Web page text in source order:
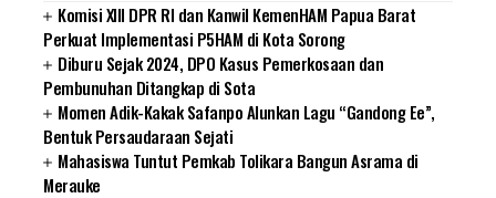
Komisi XIII DPR RI dan Kanwil KemenHAM Papua Barat
Perkuat Implementasi P5HAM di Kota Sorong
Diburu Sejak 2024, DPO Kasus Pemerkosaan dan
Pembunuhan Ditangkap di Sota
Momen Adik-Kakak Safanpo Alunkan Lagu “Gandong Ee”,
Bentuk Persaudaraan Sejati
Mahasiswa Tuntut Pemkab Tolikara Bangun Asrama di
Merauke